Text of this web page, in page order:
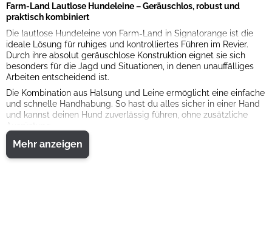
Farm-Land Lautlose Hundeleine – Geräuschlos, robust und
praktisch kombiniert
Die lautlose Hundeleine von Farm-Land in Signalorange ist die
ideale Lösung für ruhiges und kontrolliertes Führen im Revier.
Durch ihre absolut geräuschlose Konstruktion eignet sie sich
besonders für die Jagd und Situationen, in denen unauffälliges
Arbeiten entscheidend ist.
Die Kombination aus Halsung und Leine ermöglicht eine einfache
und schnelle Handhabung. So hast du alles sicher in einer Hand
und kannst deinen Hund zuverlässig führen, ohne zusätzliche
Ausrüstung.
Das strapazierfähige Material sorgt für eine hohe Belastbarkeit
und eine lange Lebensdauer, auch bei intensiver Nutzung im
Mehr anzeigen